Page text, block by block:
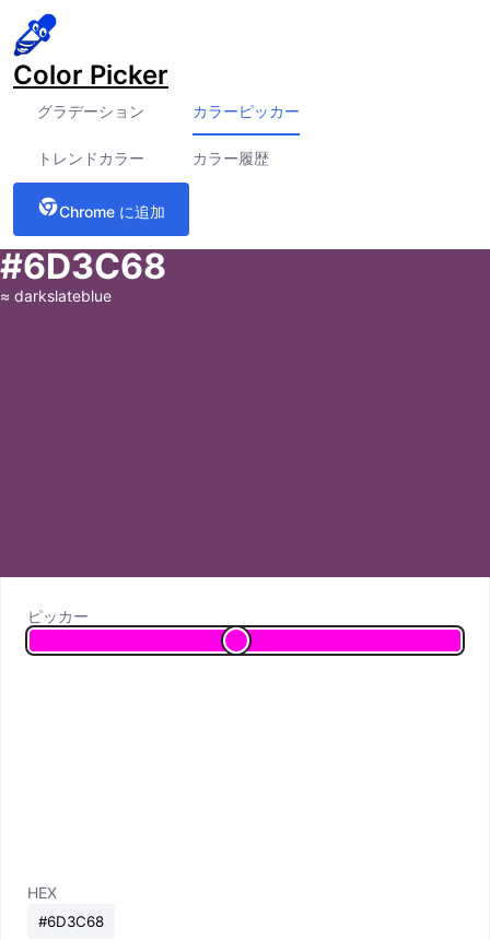
Color Picker
グラデーション カラーピッカー
トレンドカラー カラー履歴
Chrome に追加
#6D3C68
≈ darkslateblue
ピッカー
HEX